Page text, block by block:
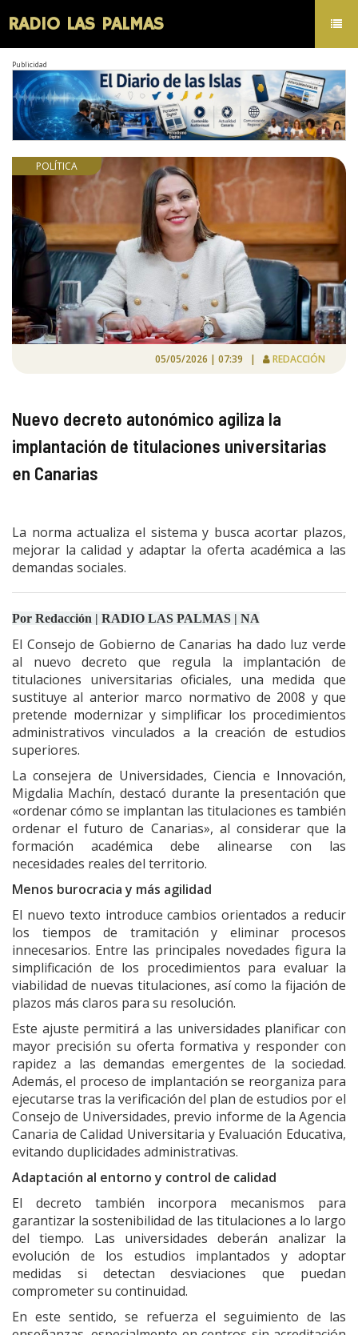
RADIO LAS PALMAS
Publicidad
POLÍTICA
05/05/2026 | 07:39 | REDACCIÓN
Nuevo decreto autonómico agiliza la
implantación de titulaciones universitarias
en Canarias
La norma actualiza el sistema y busca acortar plazos,
mejorar la calidad y adaptar la oferta académica a las
demandas sociales.
Por Redacción | RADIO LAS PALMAS | NA
El Consejo de Gobierno de Canarias ha dado luz verde
al nuevo decreto que regula la implantación de
titulaciones universitarias oficiales, una medida que
sustituye al anterior marco normativo de 2008 y que
pretende modernizar y simplificar los procedimientos
administrativos vinculados a la creación de estudios
superiores.
La consejera de Universidades, Ciencia e Innovación,
Migdalia Machín, destacó durante la presentación que
«ordenar cómo se implantan las titulaciones es también
ordenar el futuro de Canarias», al considerar que la
formación académica debe alinearse con las
necesidades reales del territorio.
Menos burocracia y más agilidad
El nuevo texto introduce cambios orientados a reducir
los tiempos de tramitación y eliminar procesos
innecesarios. Entre las principales novedades figura la
simplificación de los procedimientos para evaluar la
viabilidad de nuevas titulaciones, así como la fijación de
plazos más claros para su resolución.
Este ajuste permitirá a las universidades planificar con
mayor precisión su oferta formativa y responder con
rapidez a las demandas emergentes de la sociedad.
Además, el proceso de implantación se reorganiza para
ejecutarse tras la verificación del plan de estudios por el
Consejo de Universidades, previo informe de la Agencia
Canaria de Calidad Universitaria y Evaluación Educativa,
evitando duplicidades administrativas.
Adaptación al entorno y control de calidad
El decreto también incorpora mecanismos para
garantizar la sostenibilidad de las titulaciones a lo largo
del tiempo. Las universidades deberán analizar la
evolución de los estudios implantados y adoptar
medidas si detectan desviaciones que puedan
comprometer su continuidad.
En este sentido, se refuerza el seguimiento de las